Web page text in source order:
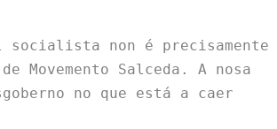
socialista non é precisamente
Movemento Salceda. A nosa
no que está a caer